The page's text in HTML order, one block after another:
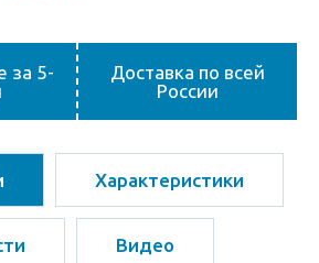
за 5-
Доставка по всей
России
Характеристики
Видео